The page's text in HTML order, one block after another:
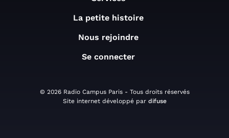
La petite histoire
Nous rejoindre
Se connecter
© 2026 Radio Campus Paris - Tous droits réservés
Site internet développé par difuse